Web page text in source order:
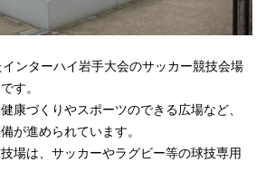
ンターハイ岩手大会のサッカー競技会場
す。
康づくりやスポーツのできる広場など、
が進められています。
場は、サッカーやラグビー等の球技専用